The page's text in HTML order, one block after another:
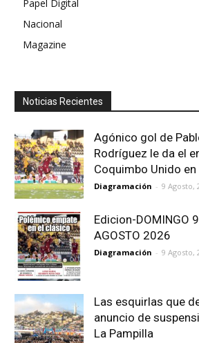
Papel Digital
Nacional
Magazine
Noticias Recientes
Agónico gol de
Rodríguez le da el
Coquimbo Unido en
Diagramación - 9 Agosto,
Edicion-DOMINGO 9
AGOSTO 2026
Diagramación - 9 Agosto,
Las esquirlas que
anuncio de
La Pampilla